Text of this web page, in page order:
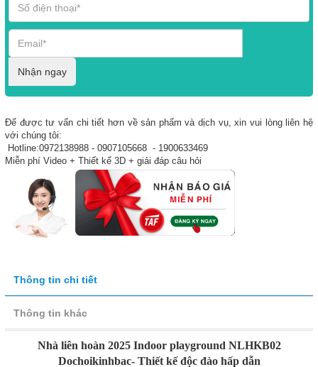
Nhận ngay
Để được tư vấn chi tiết hơn về sản phẩm và dịch vụ, xin vui lòng liên hệ
với chúng tôi:
Hotline:0972138988 - 0907105668 - 1900633469
Miễn phí Video + Thiết kế 3D + giải đáp câu hỏi
Thông tin chi tiết
Thông tin khác
Nhà liên hoàn 2025 Indoor playground NLHKB02
Dochoikinhbac- Thiết kế độc đào hấp dẫn